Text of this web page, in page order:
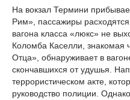
На вокзал Термини
Рим», пассажиры
вагона класса «люкс» не
Коломба Каселли, знакомая
Отца», обнаруживает в
скончавшихся от удушья.
террористическом акте,
руководство полиции.